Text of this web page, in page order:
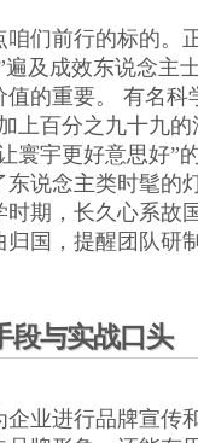
们前行的标的。
及成效东说念主
的重要。 有名科
上百分之九十九
寰宇更好意思好”
说念主类时髦的
期，长久心系故
国，提醒团队研
段与实战口头
业进行品牌宣传